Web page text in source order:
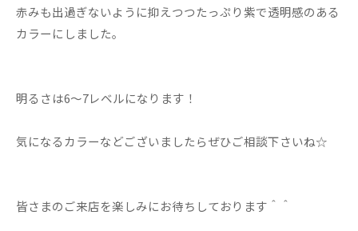
赤みも出過ぎないように抑えつつたっぷり紫で透明感のある
カラーにしました。
明るさは6～7レベルになります！
気になるカラーなどございましたらぜひご相談下さいね☆
皆さまのご来店を楽しみにお待ちしております＾＾